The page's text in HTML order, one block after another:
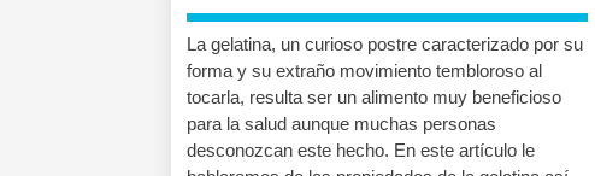
La gelatina, un curioso postre caracterizado por su
forma y su extraño movimiento tembloroso al
tocarla, resulta ser un alimento muy beneficioso
para la salud aunque muchas personas
desconozcan este hecho. En este artículo le